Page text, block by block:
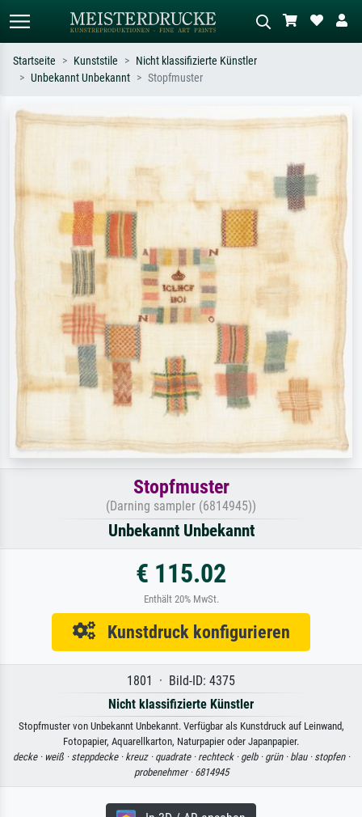
Suchen Sie nach Künstlern, Werktiteln
Beschreiben Sie die Szene – z.B. Grüne
Ölgemälde, Stehender Akt neben einem
Startseite Kunststile
Nicht klassifizierte Künstler
Unbekannt Unbekannt
Stopfmuster
Stopfmuster
(Darning sampler (6814945))
Unbekannt Unbekannt
€ 115.02
Enthält 20% MwSt.
Kunstdruck konfigurieren
1801 · Bild-ID: 4375
Nicht klassifizierte Künstler
Stopfmuster von Unbekannt Unbekannt. Verfügbar als Kunstdruck auf Leinwand,
Fotopapier, Aquarellkarton, Naturpapier oder Japanpapier.
decke · weiß · steppdecke · kreuz · quadrate · rechteck · gelb · grün · blau · stopfen ·
probenehmer · 6814945